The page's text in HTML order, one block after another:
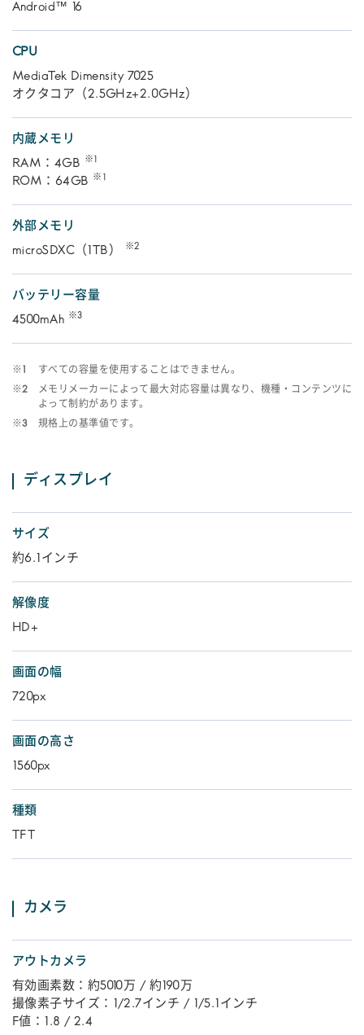
Android™ 16
CPU
MediaTek Dimensity 7025
オクタコア（2.5GHz+2.0GHz）
内蔵メモリ
RAM：4GB
※1
ROM：64GB ※1
外部メモリ
microSDXC（1TB）
※2
バッテリー容量
4500mAh ※3
※1
すべての容量を使用することはできません。
※2
メモリメーカーによって最大対応容量は異なり、機種・コンテンツに
よって制約があります。
※3
規格上の基準値です。
ディスプレイ
サイズ
約6.1インチ
解像度
HD+
画面の幅
720px
画面の高さ
1560px
種類
TFT
カメラ
アウトカメラ
有効画素数：約5010万 / 約190万
撮像素子サイズ：1/2.7インチ / 1/5.1インチ
F値：1.8 / 2.4